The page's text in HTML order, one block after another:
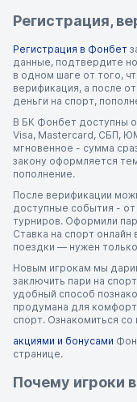
Регистрация,
Регистрация в Фонбет
данные, подтвердите
в одном шаге от того,
верификация, а после
деньги на спорт,
В БК Фонбет доступны
Visa, Mastercard, СБП,
мгновенное - сумма
закону оформляется
пополнение.
После верификации
доступные события -
турниров. Оформили
Ставка на спорт
поездки — нужен
Новым игрокам мы
заключить пари на
удобный способ
продумана для
спорт. Ознакомиться со
акциями и бонусами
странице.
Почему игроки